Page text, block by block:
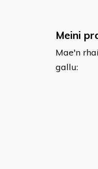
Meini
Mae'n
gallu: